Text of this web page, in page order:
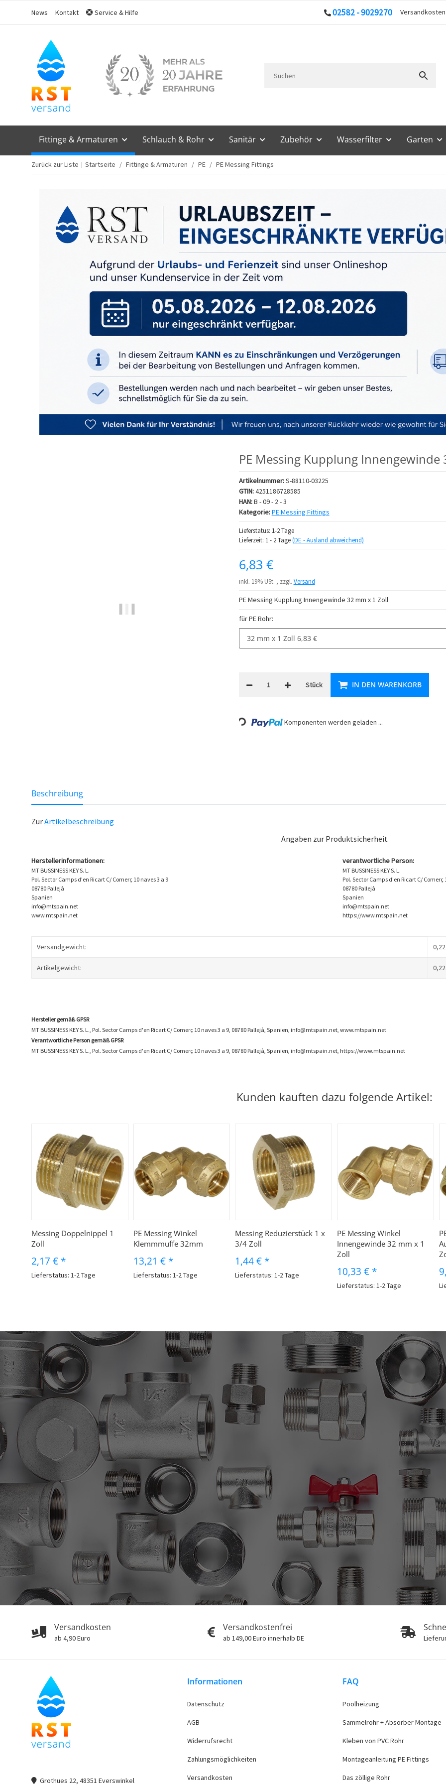
News Kontakt Service & Hilfe 02582 - 9029270 Versandkosten
Fittinge & Armaturen Schlauch & Rohr Sanitär Zubehör Wasserfilter Garten
Zurück zur Liste Startseite Fittinge & Armaturen PE PE Messing Fittings
PE Messing Kupplung Innengewinde
Artikelnummer:S-88110-03225
GTIN:4251186728585
HAN:B - 09 - 2 - 3
Kategorie:PE Messing Fittings
Lieferstatus: 1-2 Tage
Lieferzeit: 1 - 2 Tage(DE - Ausland abweichend)
6,83 €
inkl. 19% USt. , zzgl. Versand
PE Messing Kupplung Innengewinde 32 mm x 1 Zoll
für PE Rohr:
32 mm x 1 Zoll 6,83 €
Stück IN DEN WARENKORB
Loading... Komponenten werden geladen ...
weitere Registerkarten anzeigen
Beschreibung
ZurArtikelbeschreibung
Angaben zur Produktsicherheit
Herstellerinformationen:
MT BUSSINESS KEY S. L.
Pol. Sector Camps d'en Ricart C/ Comerç 10 naves 3 a 9
08780 Pallejà
Spanien
info@mtspain.net
www.mtspain.net
verantwortliche Person:
MT BUSSINESS KEY S. L.
Pol. Sector Camps d'en Ricart C/ Comerç
08780 Pallejà
Spanien
info@mtspain.net
https://www.mtspain.net
Produkteigenschaft
Wert
Versandgewicht:
Artikelgewicht: 0,22
Hersteller gemäß GPSR
MT BUSSINESS KEY S. L., Pol. Sector Camps d'en Ricart C/ Comerç 10 naves 3 a 9, 08780 Pallejà, Spanien, info@mtspain.net, www.mtspain.net
Verantwortliche Person gemäß GPSR
MT BUSSINESS KEY S. L., Pol. Sector Camps d'en Ricart C/ Comerç 10 naves 3 a 9, 08780 Pallejà, Spanien, info@mtspain.net, https://www.mtspain.net
Kunden kauften dazu folgende Artikel:
Messing Doppelnippel 1
Zoll
2,17 € *
Lieferstatus: 1-2 Tage
PE Messing Winkel
Klemmmuffe 32mm
13,21 € *
Lieferstatus: 1-2 Tage
Messing Reduzierstück 1 x
3/4 Zoll
1,44 € *
Lieferstatus: 1-2 Tage
PE Messing Winkel
Innengewinde 32 mm x 1
Zoll
10,33 € *
Lieferstatus: 1-2 Tage
Versandkosten
ab 4,90 Euro
Versandkostenfrei
ab 149,00 Euro innerhalb DE
Grothues 22, 48351 Everswinkel
Informationen
Datenschutz
AGB
Widerrufsrecht
Zahlungsmöglichkeiten
Versandkosten
FAQ
Poolheizung
Sammelrohr + Absorber Montage
Kleben von PVC Rohr
Montageanleitung PE Fittings
Das zöllige Rohr